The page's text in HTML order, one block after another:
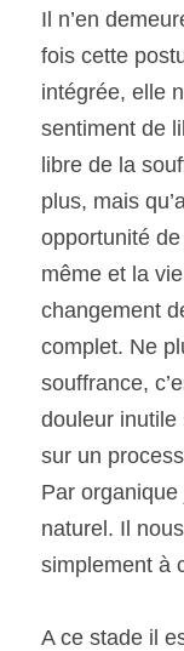
Il n’en
fois cette
intégrée, elle
sentiment de
libre de la
plus, mais
opportunité
même et la
changement
complet. Ne
souffrance,
douleur inutile
sur un
Par organique
naturel. Il
simplement à
A ce stade il